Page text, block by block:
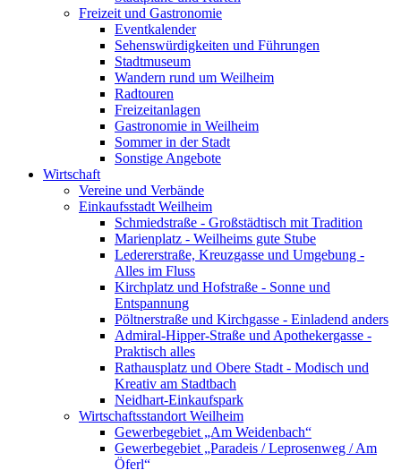
Freizeit und Gastronomie
Eventkalender
Sehenswürdigkeiten und Führungen
Stadtmuseum
Wandern rund um Weilheim
Radtouren
Freizeitanlagen
Gastronomie in Weilheim
Sommer in der Stadt
Sonstige Angebote
Wirtschaft
Vereine und Verbände
Einkaufsstadt Weilheim
Schmiedstraße - Großstädtisch mit Tradition
Marienplatz - Weilheims gute Stube
Ledererstraße, Kreuzgasse und Umgebung -
Alles im Fluss
Kirchplatz und Hofstraße - Sonne und
Entspannung
Pöltnerstraße und Kirchgasse - Einladend anders
Admiral-Hipper-Straße und Apothekergasse -
Praktisch alles
Rathausplatz und Obere Stadt - Modisch und
Kreativ am Stadtbach
Neidhart-Einkaufspark
Wirtschaftsstandort Weilheim
Gewerbegebiet „Am Weidenbach“
Gewerbegebiet „Paradeis / Leprosenweg / Am
Öferl“